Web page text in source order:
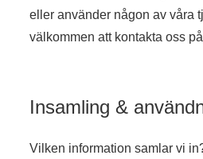
eller använder någon av våra
välkommen att kontakta oss
Insamling &
Vilken information samlar vi